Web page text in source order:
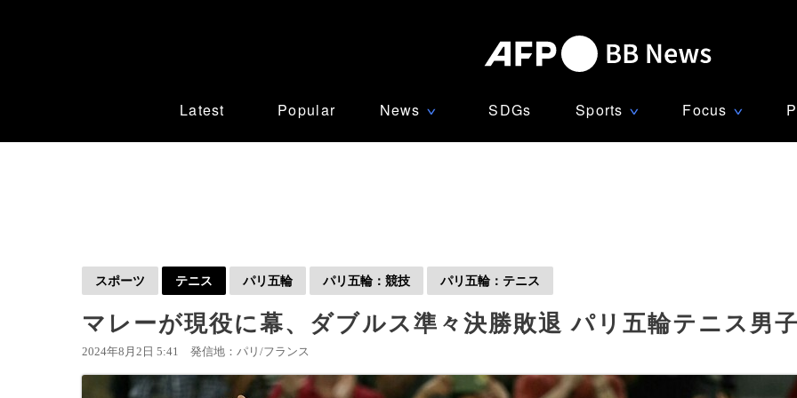
Latest Popular News ∨ SDGs Sports ∨ Focus ∨
スポーツ テニス パリ五輪 パリ五輪：競技 パリ五輪：テニス
マレーが現役に幕、ダブルス準々決勝敗退 パリ五輪テニス男
2024年8月2日 5:41 発信地：パリ/フランス